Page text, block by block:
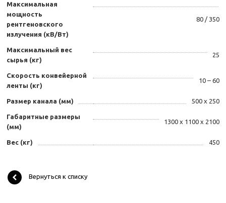
Максимальная
мощность
рентгеновского
излучения (кВ/Вт)
80 / 350
Максимальный вес
сырья (кг)
25
Скорость конвейерной
ленты (кг)
10 – 60
Размер канала (мм) 500 х 250
Габаритные размеры
(мм)
1300 х 1100 х 2100
Вес (кг) 450
Вернуться к списку